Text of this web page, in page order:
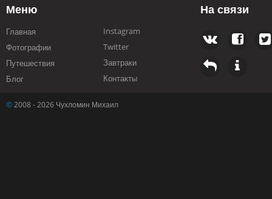
Меню
Главная
Фотографии
Путешествия
Блог
Instagram
Twitter
Завтраки
Контакты
На связи
© 2008 - 2026 Чухломин Михаил